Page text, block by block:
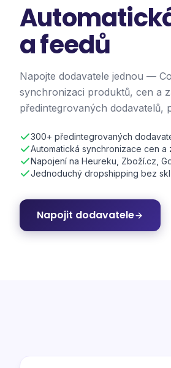
a feedů
Napojte dodavatele jednou —
synchronizaci produktů, cen a
předintegrovaných dodavatelů,
300+ předintegrovaných
Automatická synchronizace cen a
Napojení na Heureku, Zboží.cz,
Jednoduchý dropshipping bez
Napojit dodavatele